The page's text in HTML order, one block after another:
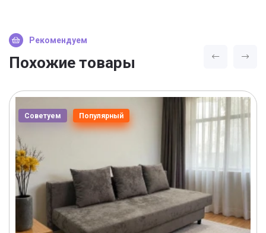
Рекомендуем
Похожие товары
Советуем Популярный